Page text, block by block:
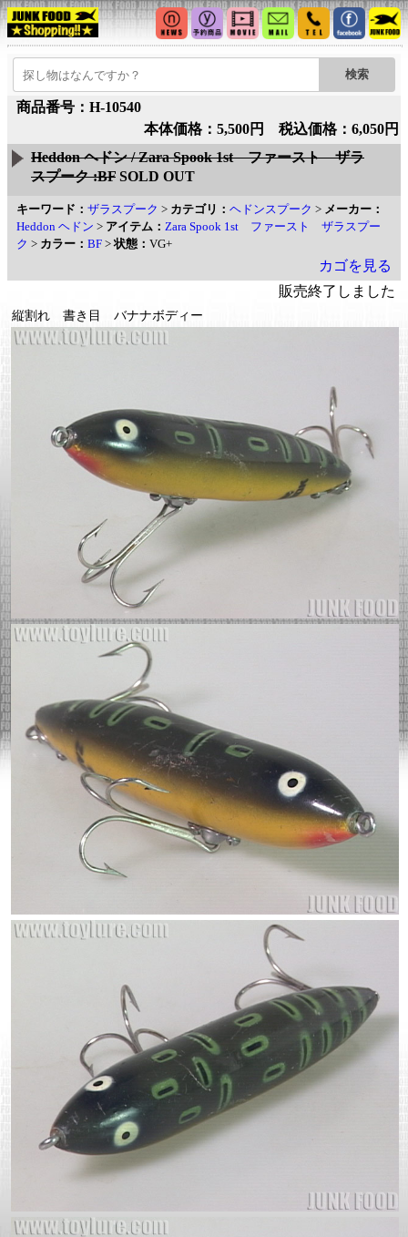
商品番号：H-10540
本体価格：5,500円 税込価格：6,050円
Heddon ヘドン / Zara Spook 1st ファースト ザラ
スプーク :BF SOLD OUT
キーワード： ザラスプーク > カテゴリ： ヘドンスプーク > メーカー：
Heddon ヘドン > アイテム： Zara Spook 1st ファースト ザラスプー
ク > カラー： BF >状態： VG+
カゴを見る
販売終了しました
縦割れ 書き目 バナナボディー